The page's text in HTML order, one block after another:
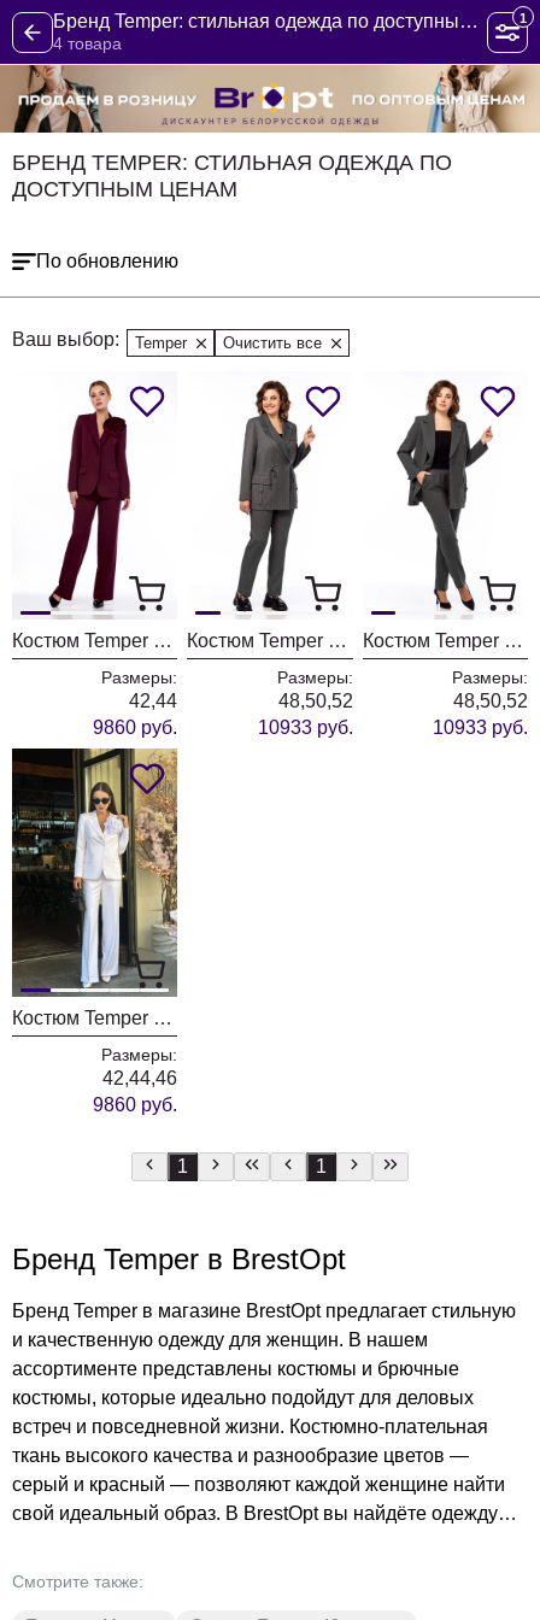
Бренд Temper: стильная одежда по доступным ценам
4 товара
1
БРЕНД TEMPER: СТИЛЬНАЯ ОДЕЖДА ПО
ДОСТУПНЫМ ЦЕНАМ
По обновлению
Ваш выбор: Temper Очистить все
Костюм Temper Т134 бордовый
Размеры:
42,44
9860 руб.
Костюм Temper Т152 серый-полоска
Размеры:
48,50,52
10933 руб.
Костюм Temper Т152 серый
Размеры:
48,50,52
10933 руб.
Костюм Temper 134 белый
Размеры:
42,44,46
9860 руб.
1 1
Бренд Temper в BrestOpt
Бренд Temper в магазине BrestOpt предлагает стильную
и качественную одежду для женщин. В нашем
ассортименте представлены костюмы и брючные
костюмы, которые идеально подойдут для деловых
встреч и повседневной жизни. Костюмно-плательная
ткань высокого качества и разнообразие цветов —
серый и красный — позволяют каждой женщине найти
свой идеальный образ. В BrestOpt вы найдёте одежду
модница могла позволить себе стильные вещи. Не
Смотрите также: